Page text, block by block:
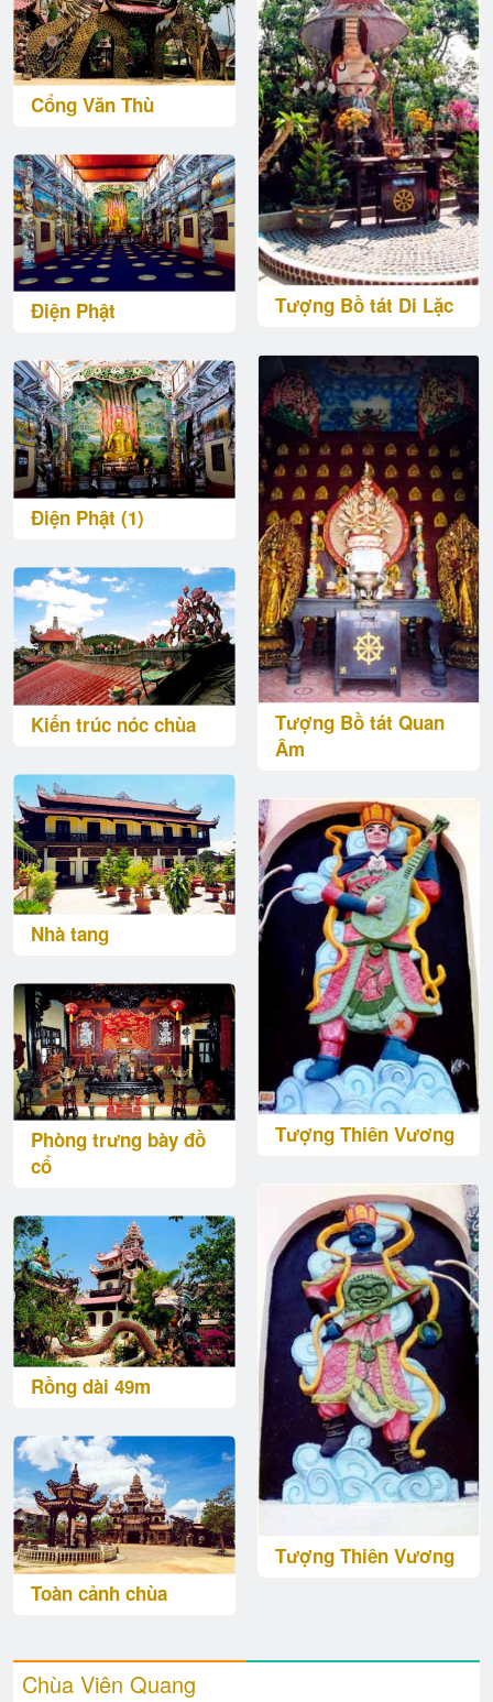
Cổng Văn Thù
Điện Phật
Điện Phật (1)
Kiến trúc nóc chùa
Nhà tang
Phòng trưng bày đồ
cổ
Rồng dài 49m
Toàn cảnh chùa
Tượng Bồ tát Di Lặc
Tượng Bồ tát Quan
Âm
Tượng Thiên Vương
Tượng Thiên Vương
Chùa Viên Quang